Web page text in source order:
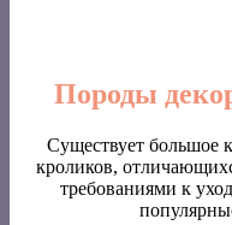
Породы
Существует большое
кроликов,
требованиями к